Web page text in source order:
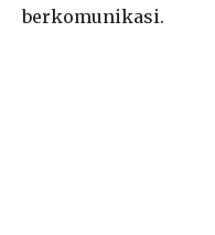
berkomunikasi.